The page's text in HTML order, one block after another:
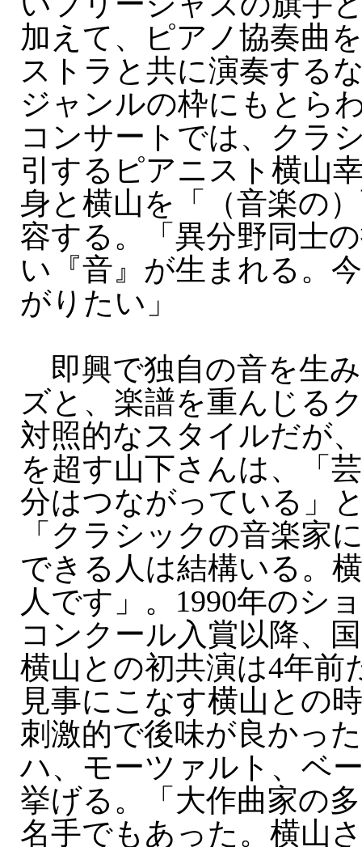
加えて、ピアノ協奏曲
ストラと共に演奏する
ジャンルの枠にもとら
コンサートでは、クラ
引するピアニスト横山
身と横山を「（音楽の
容する。「異分野同士
い『音』が生まれる。
がりたい」
即興で独自の音を生
ズと、楽譜を重んじる
対照的なスタイルだが
を超す山下さんは、「
分はつながっている」
「クラシックの音楽家
できる人は結構いる。
人です」。1990年のシ
コンクール入賞以降、
横山との初共演は4年前
見事にこなす横山との
刺激的で後味が良かっ
ハ、モーツァルト、ベ
挙げる。「大作曲家の
名手でもあった。横山